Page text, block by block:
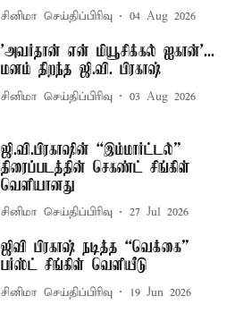
சினிமா செய்திப்பிரிவு 04 Aug 2026
'அவர்தான் என் மியூசிக்கல் ஐகான்'...
மனம் திறந்த ஜி.வி. பிரகாஷ்
சினிமா செய்திப்பிரிவு 03 Aug 2026
ஜி.வி.பிரகாஷின் “இம்மார்ட்டல்”
திரைப்படத்தின் செகண்ட் சிங்கிள்
வெளியானது
சினிமா செய்திப்பிரிவு 27 Jul 2026
ஜிவி பிரகாஷ் நடித்த “வெக்கை”
பர்ஸ்ட் சிங்கிள் வெளியீடு
சினிமா செய்திப்பிரிவு 19 Jun 2026